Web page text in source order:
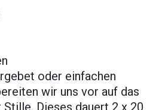
oder einfachen
wir uns vor auf das